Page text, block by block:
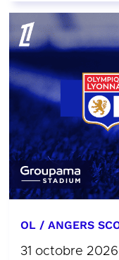
OL / ANGERS
31 octobre 2026